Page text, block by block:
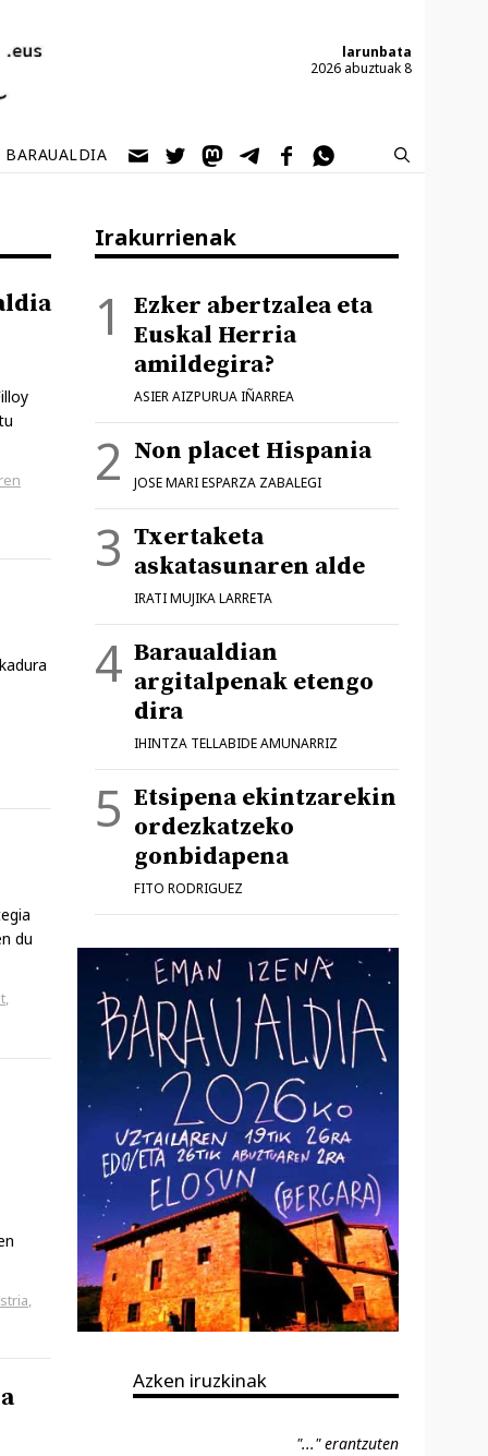
larunbata
2026 abuztuak 8
BARAUALDIA
du
,
,
Irakurrienak
Ezker abertzalea eta
Euskal Herria
amildegira?
ASIER AIZPURUA IÑARREA
Non placet Hispania
JOSE MARI ESPARZA ZABALEGI
Txertaketa
askatasunaren alde
IRATI MUJIKA LARRETA
Baraualdian
argitalpenak etengo
dira
IHINTZA TELLABIDE AMUNARRIZ
Etsipena ekintzarekin
ordezkatzeko
gonbidapena
FITO RODRIGUEZ
Azken iruzkinak
"..." erantzuten